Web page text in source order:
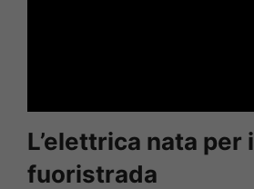
L’elettrica nata per
fuoristrada